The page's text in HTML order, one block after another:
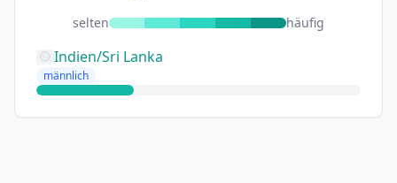
selten häufig
Indien/Sri Lanka
männlich